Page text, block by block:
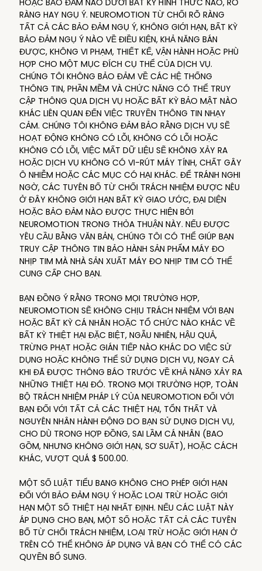
RÀNG HAY NGỤ Ý. NEUROMOTION TỪ CHỐI RÕ RÀNG
TẤT CẢ CÁC BẢO ĐẢM NGỤ Ý, KHÔNG GIỚI HẠN, BẤT KỲ
BẢO ĐẢM NGỤ Ý NÀO VỀ ĐIỀU KIỆN, KHẢ NĂNG BÁN
ĐƯỢC, KHÔNG VI PHẠM, THIẾT KẾ, VẬN HÀNH HOẶC PHÙ
HỢP CHO MỘT MỤC ĐÍCH CỤ THỂ CỦA DỊCH VỤ.
CHÚNG TÔI KHÔNG BẢO ĐẢM VỀ CÁC HỆ THỐNG
THÔNG TIN, PHẦN MỀM VÀ CHỨC NĂNG CÓ THỂ TRUY
CẬP THÔNG QUA DỊCH VỤ HOẶC BẤT KỲ BẢO MẬT NÀO
KHÁC LIÊN QUAN ĐẾN VIỆC TRUYỀN THÔNG TIN NHẠY
CẢM. CHÚNG TÔI KHÔNG ĐẢM BẢO RẰNG DỊCH VỤ SẼ
HOẠT ĐỘNG KHÔNG CÓ LỖI, KHÔNG CÓ LỖI HOẶC
KHÔNG CÓ LỖI, VIỆC MẤT DỮ LIỆU SẼ KHÔNG XẢY RA
HOẶC DỊCH VỤ KHÔNG CÓ VI-RÚT MÁY TÍNH, CHẤT GÂY
Ô NHIỄM HOẶC CÁC MỤC CÓ HẠI KHÁC. ĐỂ TRÁNH NGHI
NGỜ, CÁC TUYÊN BỐ TỪ CHỐI TRÁCH NHIỆM ĐƯỢC NÊU
Ở ĐÂY KHÔNG GIỚI HẠN BẤT KỲ GIAO ƯỚC, ĐẠI DIỆN
HOẶC BẢO ĐẢM NÀO ĐƯỢC THỰC HIỆN BỞI
NEUROMOTION TRONG THỎA THUẬN NÀY. NẾU ĐƯỢC
YÊU CẦU BẰNG VĂN BẢN, CHÚNG TÔI CÓ THỂ GIÚP BẠN
TRUY CẬP THÔNG TIN BẢO HÀNH SẢN PHẨM MÁY ĐO
NHỊP TIM MÀ NHÀ SẢN XUẤT MÁY ĐO NHỊP TIM CÓ THỂ
CUNG CẤP CHO BẠN.
BẠN ĐỒNG Ý RẰNG TRONG MỌI TRƯỜNG HỢP,
NEUROMOTION SẼ KHÔNG CHỊU TRÁCH NHIỆM VỚI BẠN
HOẶC BẤT KỲ CÁ NHÂN HOẶC TỔ CHỨC NÀO KHÁC VỀ
BẤT KỲ THIỆT HẠI ĐẶC BIỆT, NGẪU NHIÊN, HẬU QUẢ,
TRỪNG PHẠT HOẶC GIÁN TIẾP NÀO KHÁC DO VIỆC SỬ
DỤNG HOẶC KHÔNG THỂ SỬ DỤNG DỊCH VỤ, NGAY CẢ
KHI ĐÃ ĐƯỢC THÔNG BÁO TRƯỚC VỀ KHẢ NĂNG XẢY RA
NHỮNG THIỆT HẠI ĐÓ. TRONG MỌI TRƯỜNG HỢP, TOÀN
BỘ TRÁCH NHIỆM PHÁP LÝ CỦA NEUROMOTION ĐỐI VỚI
BẠN ĐỐI VỚI TẤT CẢ CÁC THIỆT HẠI, TỔN THẤT VÀ
NGUYÊN NHÂN HÀNH ĐỘNG DO BẠN SỬ DỤNG DỊCH VỤ,
CHO DÙ TRONG HỢP ĐỒNG, SAI LẦM CÁ NHÂN (BAO
GỒM, NHƯNG KHÔNG GIỚI HẠN, SƠ SUẤT), HOẶC CÁCH
KHÁC, VƯỢT QUÁ $ 500.00.
MỘT SỐ LUẬT TIỂU BANG KHÔNG CHO PHÉP GIỚI HẠN
ĐỐI VỚI BẢO ĐẢM NGỤ Ý HOẶC LOẠI TRỪ HOẶC GIỚI
HẠN MỘT SỐ THIỆT HẠI NHẤT ĐỊNH. NẾU CÁC LUẬT NÀY
ÁP DỤNG CHO BẠN, MỘT SỐ HOẶC TẤT CẢ CÁC TUYÊN
BỐ TỪ CHỐI TRÁCH NHIỆM, LOẠI TRỪ HOẶC GIỚI HẠN Ở
TRÊN CÓ THỂ KHÔNG ÁP DỤNG VÀ BẠN CÓ THỂ CÓ CÁC
QUYỀN BỔ SUNG.